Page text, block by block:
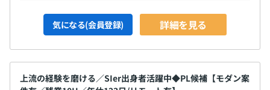
■別案件の方と関わる機会が少なく、質問や相談事があっ
た際に、その対象が広い方が仕事を進めやすいから
■横連携ができた方がナレッジ連携など顧客への提供でき
る価値も増えるから
■社員同士が相互に連携することによってフォローアップ
気になる(会員登録) 詳細を見る
上流の経験を磨ける／SIer出身者活躍中◆PL候補【モダン案